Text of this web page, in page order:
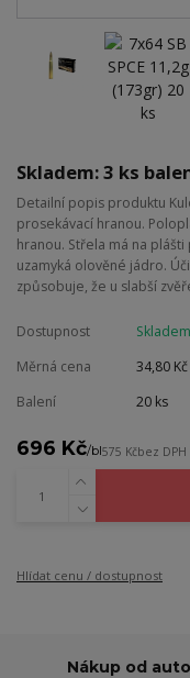
Skladem: 3 ks
Detailní popis produktu
prosekávací hranou.
hranou. Střela má na
uzamyká olověné jádro.
způsobuje, že u slabší
Dostupnost
Skladem
Měrná cena
34,80
Balení
20 ks
696 Kč/bl575 Kčbez DPH
Hlídat cenu / dostupnost
Nákup od